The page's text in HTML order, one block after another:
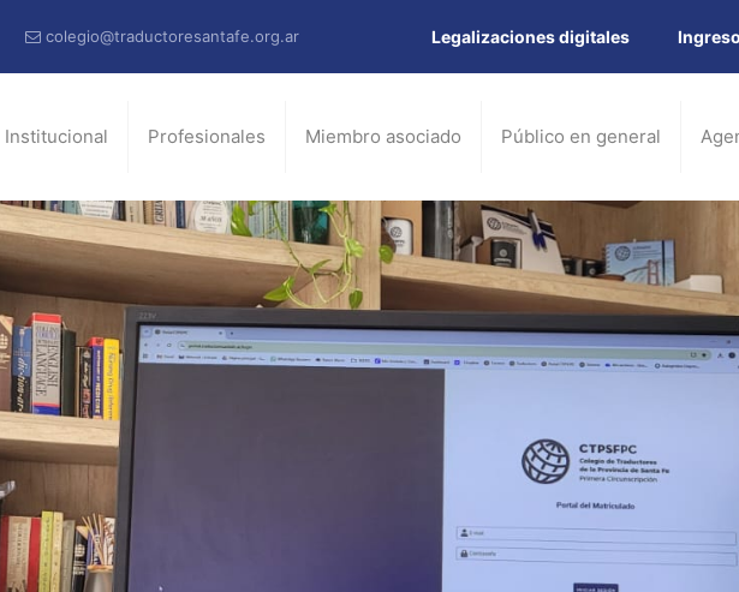
colegio@traductoresantafe.org.ar Legalizaciones digitales
Institucional Profesionales Miembro asociado Público en general